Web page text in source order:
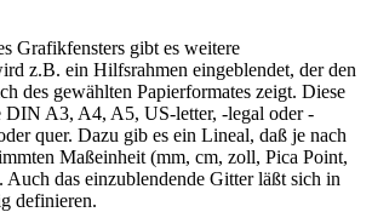
Grafikfensters gibt es weitere
z.B. ein Hilfsrahmen eingeblendet, der den
des gewählten Papierformates zeigt. Diese
DIN A3, A4, A5, US-letter, -legal oder -
quer. Dazu gib es ein Lineal, daß je nach
Maßeinheit (mm, cm, zoll, Pica Point,
das einzublendende Gitter läßt sich in
definieren.